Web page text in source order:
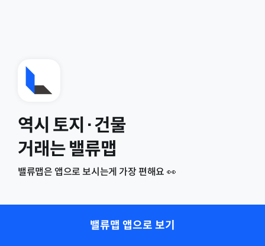
역시 토지·건물
거래는 밸류맵
밸류맵은 앱으로 보시는게 가장 편해요 👀
밸류맵 앱으로 보기